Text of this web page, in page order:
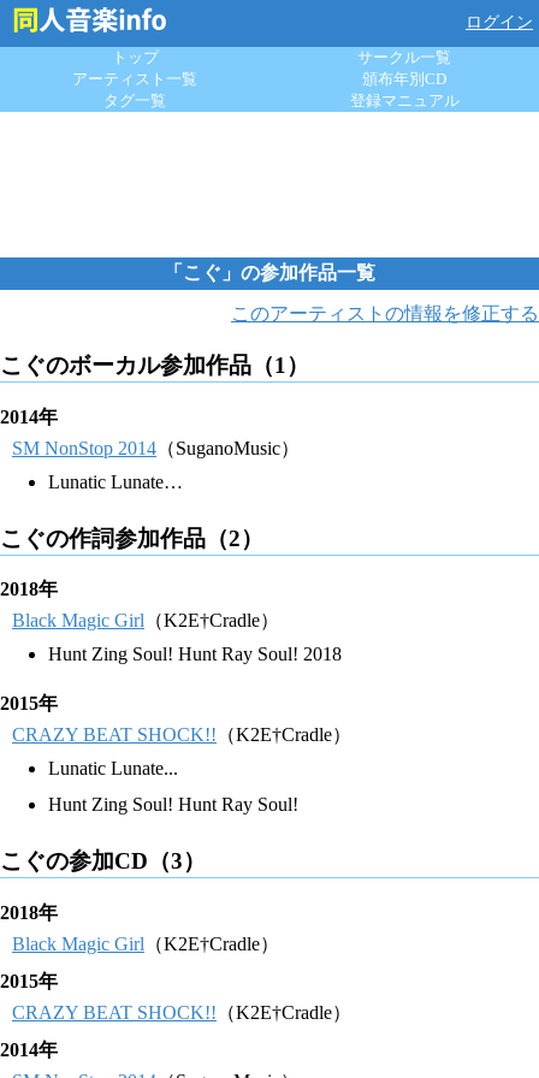
ログイン
トップ
サークル一覧
アーティスト一覧
頒布年別CD
タグ一覧
登録マニュアル
「こぐ」の参加作品一覧
このアーティストの情報を修正する
こぐのボーカル参加作品（1）
2014年
SM NonStop 2014 （SuganoMusic）
Lunatic Lunate…
こぐの作詞参加作品（2）
2018年
Black Magic Girl （K2E†Cradle）
Hunt Zing Soul! Hunt Ray Soul! 2018
2015年
CRAZY BEAT SHOCK!! （K2E†Cradle）
Lunatic Lunate...
Hunt Zing Soul! Hunt Ray Soul!
こぐの参加CD（3）
2018年
Black Magic Girl （K2E†Cradle）
2015年
CRAZY BEAT SHOCK!! （K2E†Cradle）
2014年